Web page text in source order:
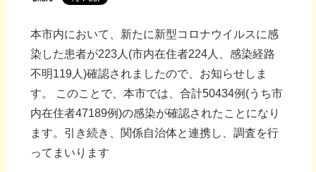
本市内において、新たに新型コロナウイルスに感
染した患者が223人(市内在住者224人、感染経路
不明119人)確認されましたので、お知らせしま
す。 このことで、本市では、合計50434例(うち市
内在住者47189例)の感染が確認されたことになり
ます。引き続き、関係自治体と連携し、調査を行
ってまいります